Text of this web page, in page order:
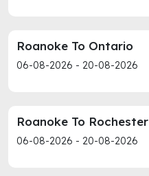
Roanoke To Ontario
06-08-2026 - 20-08-2026
Roanoke To Rochester
06-08-2026 - 20-08-2026